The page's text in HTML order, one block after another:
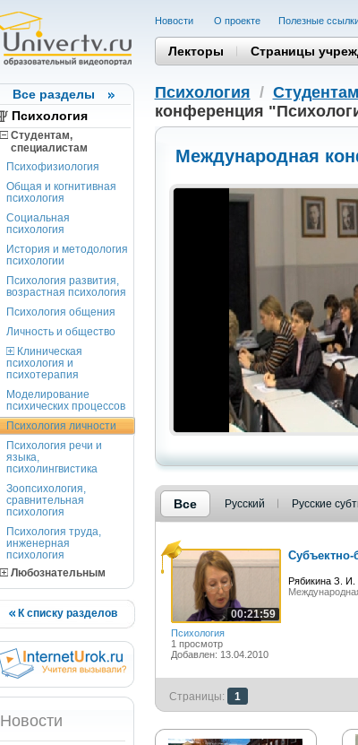
Все разделы
Психология
Студентам,
cпециалистам
Психофизиология
Общая и когнитивная
психология
Социальная
психология
История и методология
психологии
Психология развития,
возрастная психология
Психология общения
Личность и общество
Клиническая
психология и
психотерапия
Моделирование
психических процессов
Психология личности
Психология речи и
языка,
психолингвистика
Зоопсихология,
сравнительная
психология
Психология труда,
инженерная
психология
Любознательным
К списку разделов
Новости
Новости О проекте Полезные
Лекторы Страницы
Психология /
конференция
Международная
Все Русский Русские
00:21:59
Психология
1 просмотр
Добавлен: 13.04.2010
Рябикина З. И.
Страницы: 1